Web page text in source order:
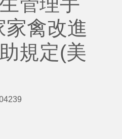
禽改進
規定(美